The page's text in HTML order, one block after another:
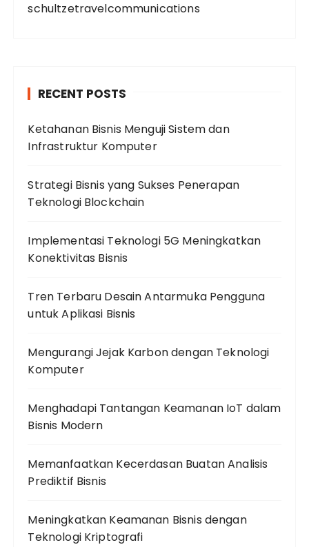
schultzetravelcommunications
RECENT POSTS
Ketahanan Bisnis Menguji Sistem dan
Infrastruktur Komputer
Strategi Bisnis yang Sukses Penerapan
Teknologi Blockchain
Implementasi Teknologi 5G Meningkatkan
Konektivitas Bisnis
Tren Terbaru Desain Antarmuka Pengguna
untuk Aplikasi Bisnis
Mengurangi Jejak Karbon dengan Teknologi
Komputer
Menghadapi Tantangan Keamanan IoT dalam
Bisnis Modern
Memanfaatkan Kecerdasan Buatan Analisis
Prediktif Bisnis
Meningkatkan Keamanan Bisnis dengan
Teknologi Kriptografi